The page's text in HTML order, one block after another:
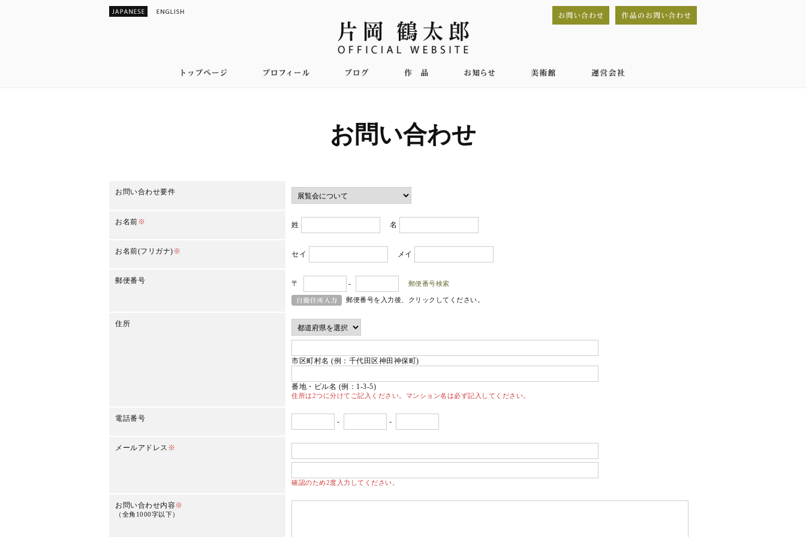
お問い合わせ
お問い合わせ要件
お名前※ 姓 名
お名前(フリガナ)※ セイ メイ
郵便番号 〒 - 郵便番号検索
郵便番号を入力後、クリックしてください。
住所
市区町村名 (例：千代田区神田神保町)
番地・ビル名 (例：1-3-5)
住所は2つに分けてご記入ください。マンション名は必ず記入してください。
電話番号 - -
メールアドレス ※
確認のため2度入力してください。
お問い合わせ内容※
（全角1000字以下）